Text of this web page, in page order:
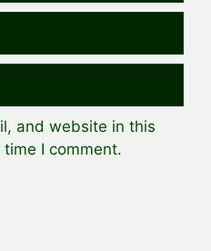
and website in this
I comment.